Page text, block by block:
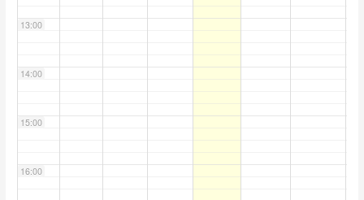
13:00
14:00
15:00
16:00